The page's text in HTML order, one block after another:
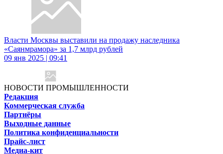
Власти Москвы выставили на продажу наследника
«Саянмрамора» за 1,7 млрд рублей
09 янв 2025 | 09:41
НОВОСТИ ПРОМЫШЛЕННОСТИ
Редакция
Коммерческая служба
Партнёры
Выходные данные
Политика конфиденциальности
Прайс-лист
Медиа-кит